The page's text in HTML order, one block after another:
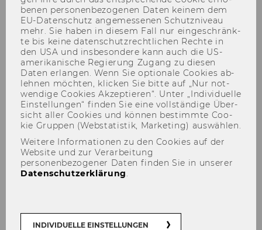
VEREINS- UND
STEUERRECHT
rich­ten
be­nen per­so­nen­be­zo­ge­nen Daten kei­nem dem
EU-​Datenschutz an­ge­mes­se­nen Schutz­ni­veau
mehr. Sie haben in die­sem Fall nur ein­ge­schränk­
te bis keine da­ten­schutz­recht­li­chen Rech­te in
den USA und ins­be­son­de­re kann auch die US-​
amerikanische Re­gie­rung Zu­gang zu die­sen
Daten er­lan­gen. Wenn Sie op­tio­na­le Coo­kies ab­
leh­nen möch­ten, kli­cken Sie bitte auf „Nur not­
wen­di­ge Coo­kies Ak­zep­tie­ren“. Unter „In­di­vi­du­el­le
Ein­stel­lun­gen“ fin­den Sie eine voll­stän­di­ge Über­
sicht aller Coo­kies und kön­nen be­stimm­te Coo­
kie Grup­pen (Web­sta­tis­tik, Mar­ke­ting) aus­wäh­len.
Weitere Informationen zu den Cookies auf der
Website und zur Verarbeitung
personenbezogener Daten finden Sie in unserer
Datenschutzerklärung.
INDIVIDUELLE EINSTELLUNGEN